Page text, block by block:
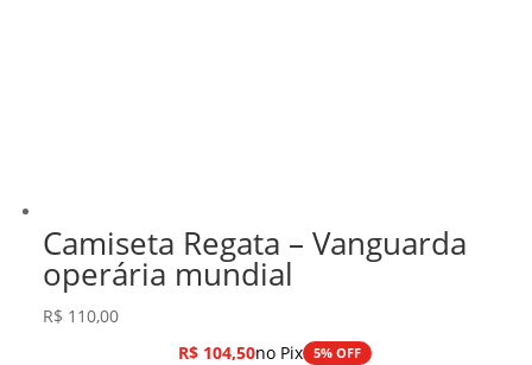
Camiseta Regata – Vanguarda
operária mundial
R$ 110,00
R$104,50no Pix 5% OFF